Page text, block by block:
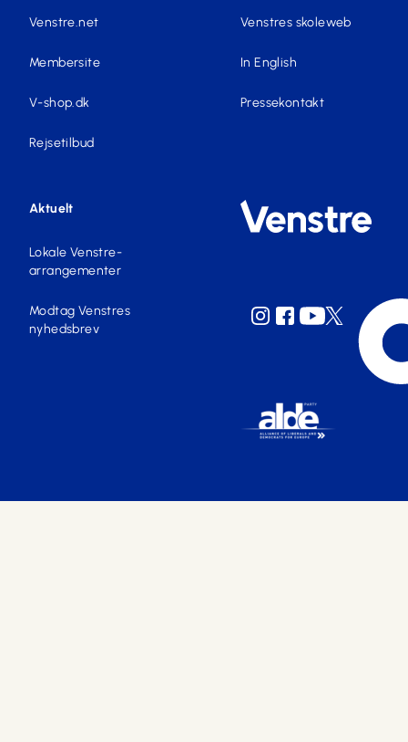
Venstre.net
Membersite
V-shop.dk
Rejsetilbud
Venstres skoleweb
In English
Pressekontakt
Aktuelt
Lokale Venstre-
arrangementer
Modtag Venstres
nyhedsbrev